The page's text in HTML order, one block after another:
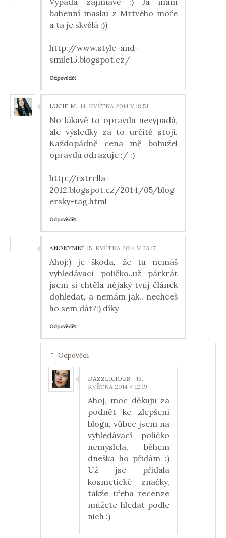
bahenní masku z Mrtvého moře
a ta je skvělá :))
http://www.style-and-
smile15.blogspot.cz/
Odpovědět
LUCIE M. 14. KVĚTNA 2014 V 18:51
No lákavě to opravdu nevypadá,
ale výsledky za to určitě stojí.
Každopádně cena mě bohužel
opravdu odrazuje :/ :)
http://estrella-
2012.blogspot.cz/2014/05/blog
ersky-tag.html
Odpovědět
ANONYMNÍ 15. KVĚTNA 2014 V 23:17
Ahoj:) je škoda, že tu nemáš
vyhledávací poličko..už párkrát
jsem si chtěla nějaký tvůj článek
dohledat, a nemám jak.. nechceš
ho sem dát?:) díky
Odpovědět
Odpovědi
DAZZLICIOUS
16.
KVĚTNA 2014 V 12:19
Ahoj, moc děkuju za
podnět ke zlepšení
blogu, vůbec jsem na
vyhledávací políčko
nemyslela, během
dneška ho přidám :)
Už jse přidala
kosmetické značky,
takže třeba recenze
můžete hledat podle
nich :)